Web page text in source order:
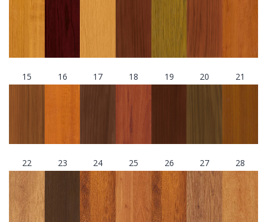
15 16 17 18 19 20 21
22 23 24 25 26 27 28